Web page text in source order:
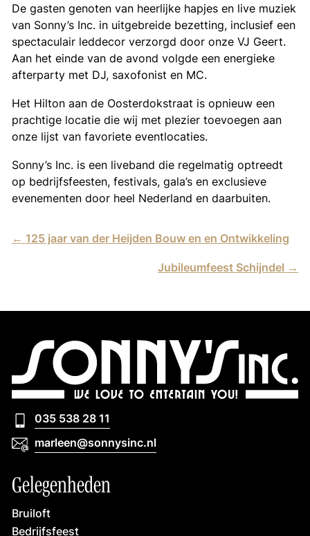
De gasten genoten van heerlijke hapjes en live muziek
van Sonny’s Inc. in uitgebreide bezetting, inclusief een
spectaculair leddecor verzorgd door onze VJ Geert.
Aan het einde van de avond volgde een energieke
afterparty met DJ, saxofonist en MC.
Het Hilton aan de Oosterdokstraat is opnieuw een
prachtige locatie die wij met plezier toevoegen aan
onze lijst van favoriete eventlocaties.
Sonny’s Inc. is een liveband die regelmatig optreedt
op bedrijfsfeesten, festivals, gala’s en exclusieve
evenementen door heel Nederland en daarbuiten.
← 125 jaar van der Heijden Bouw en en Ontwikkeling
Jubileumfeest Schijndel →
035 538 28 11
035 538 28 11
marleen@sonnysinc.nl
Gelegenheden
Bruiloft
Bedrijfsfeest